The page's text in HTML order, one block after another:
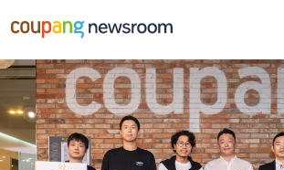
건너뛰기
메인
포스트